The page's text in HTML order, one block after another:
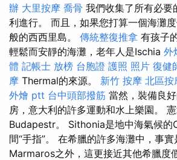
辦 大里按摩 喬骨 我們收集了所有必要
利進行。 而且，如果您打算一個海灘
般的西西里島。 傳統整復推拿 有孩子
輕鬆而安靜的海灘，老年人是Ischia 外
體 記帳士 放榜 台胞證 護照 照片 復健
摩 Thermal的來源。 新竹 按摩 北區按
外燴 ptt 台中頭部撥筋 當然，裝備良
房，意大利的許多運動和水上樂園。
Budapestr。 Sithonia是地中海氣候的
間“手指”。 在希臘的許多海灘中，事
Marmaros之外，這更接近其他希臘度